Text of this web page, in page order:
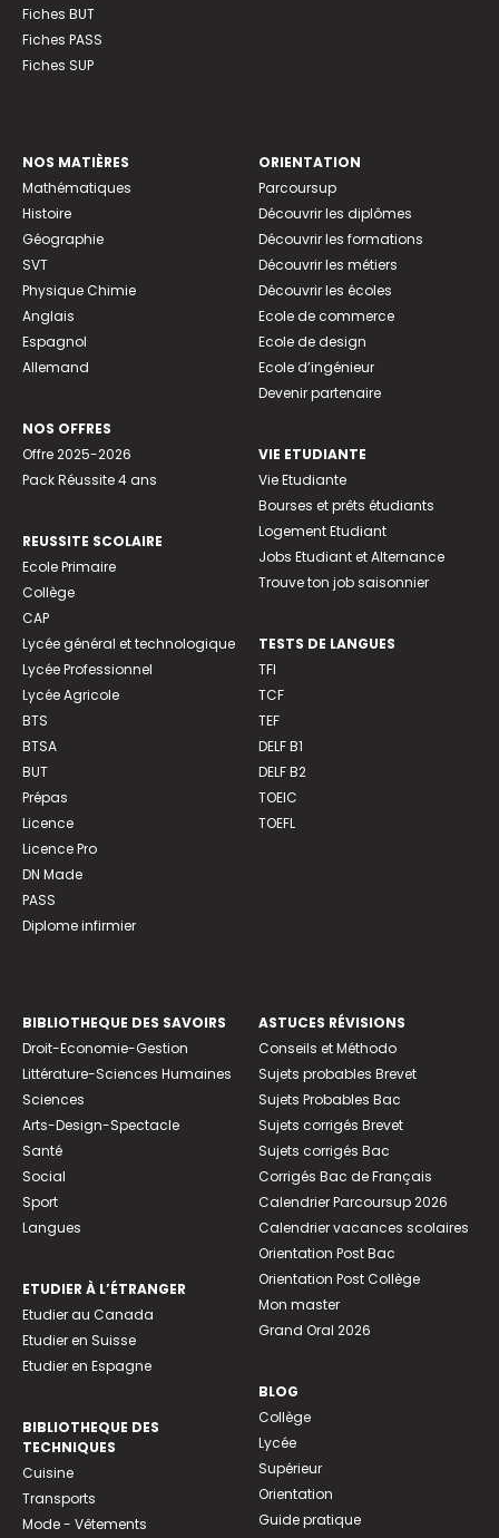
Fiches BUT
Fiches PASS
Fiches SUP
NOS MATIÈRES
Mathématiques
Histoire
Géographie
SVT
Physique Chimie
Anglais
Espagnol
Allemand
NOS OFFRES
Offre 2025-2026
Pack Réussite 4 ans
REUSSITE SCOLAIRE
Ecole Primaire
Collège
CAP
Lycée général et technologique
Lycée Professionnel
Lycée Agricole
BTS
BTSA
BUT
Prépas
Licence
Licence Pro
DN Made
PASS
Diplome infirmier
ORIENTATION
Parcoursup
Découvrir les diplômes
Découvrir les formations
Découvrir les métiers
Découvrir les écoles
Ecole de commerce
Ecole de design
Ecole d’ingénieur
Devenir partenaire
VIE ETUDIANTE
Vie Etudiante
Bourses et prêts étudiants
Logement Etudiant
Jobs Etudiant et Alternance
Trouve ton job saisonnier
TESTS DE LANGUES
TFI
TCF
TEF
DELF B1
DELF B2
TOEIC
TOEFL
BIBLIOTHEQUE DES SAVOIRS
Droit-Economie-Gestion
Littérature-Sciences Humaines
Sciences
Arts-Design-Spectacle
Santé
Social
Sport
Langues
ETUDIER À L’ÉTRANGER
Etudier au Canada
Etudier en Suisse
Etudier en Espagne
BIBLIOTHEQUE DES
TECHNIQUES
Cuisine
Transports
Mode - Vêtements
ASTUCES RÉVISIONS
Conseils et Méthodo
Sujets probables Brevet
Sujets Probables Bac
Sujets corrigés Brevet
Sujets corrigés Bac
Corrigés Bac de Français
Calendrier Parcoursup 2026
Calendrier vacances scolaires
Orientation Post Bac
Orientation Post Collège
Mon master
Grand Oral 2026
BLOG
Collège
Lycée
Supérieur
Orientation
Guide pratique